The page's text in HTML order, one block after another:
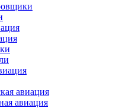
авиация
авиация